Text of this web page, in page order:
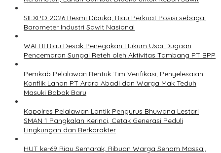
SIEXPO 2026 Resmi Dibuka, Riau Perkuat Posisi sebagai
Barometer Industri Sawit Nasional
WALHI Riau Desak Penegakan Hukum Usai Dugaan
Pencemaran Sungai Reteh oleh Aktivitas Tambang PT BPP
Pemkab Pelalawan Bentuk Tim Verifikasi, Penyelesaian
Konflik Lahan PT Arara Abadi dan Warga Mak Teduh
Masuki Babak Baru
Kapolres Pelalawan Lantik Pengurus Bhuwana Lestari
SMAN 1 Pangkalan Kerinci, Cetak Generasi Peduli
Lingkungan dan Berkarakter
HUT ke-69 Riau Semarak, Ribuan Warga Senam Massal,